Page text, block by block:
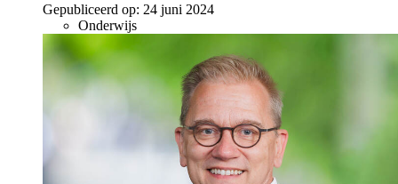
Gepubliceerd op: 24 juni 2024
Onderwijs